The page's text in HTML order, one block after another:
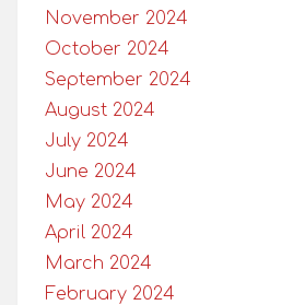
November 2024
October 2024
September 2024
August 2024
July 2024
June 2024
May 2024
April 2024
March 2024
February 2024